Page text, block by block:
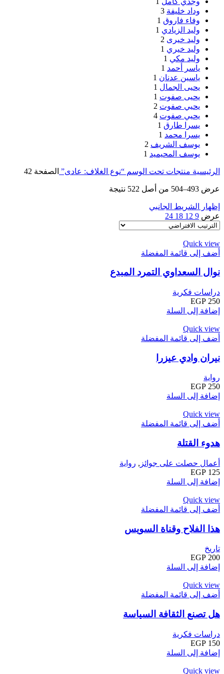
وداد خليفة 3
وفاء فاروق 1
وليد الزيادي 1
وليد خيرى 2
وليد خيري 1
وليد مكي 1
ياسر أحمد 1
ياسين عدنان 1
يحيى الجمال 1
يحيى صفوت 1
يحيي صفوت 2
يحيي صفوت 4
يسرا طارق 1
يسرا محمد 1
يوسف الشريف 2
يوسف المحيميد 1
الرئيسية منتجات تحت الوسم “نوع الغلاف: عادى” الصفحة 42
عرض 493–504 من أصل 522 نتيجة
إظهار الشريط الجانبي
عرض 9
12
18
24
Quick view
أضف إلى قائمة المفضلة
نوال السعداوي التمرد المبدع
دراسات فكرية
EGP 250
إضافة إلى السلة
Quick view
أضف إلى قائمة المفضلة
نيران وادي عيزرا
رواية
EGP 250
إضافة إلى السلة
Quick view
أضف إلى قائمة المفضلة
هدوء القتلة
أعمال حصلت على جوائز , رواية
EGP 125
إضافة إلى السلة
Quick view
أضف إلى قائمة المفضلة
هذا الفلاح وقناة السويس
تاريخ
EGP 200
إضافة إلى السلة
Quick view
أضف إلى قائمة المفضلة
هل تصنع الثقافة السياسة
دراسات فكرية
EGP 150
إضافة إلى السلة
Quick view